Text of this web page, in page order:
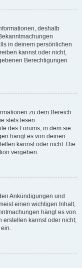
deshalb
in deinem persönlichen
kannst oder nicht,
Berechtigungen
zu dem Bereich
stets lesen.
des Forums, in dem sie
hängt es von deinen
kannst oder nicht. Die
vergeben.
Ankündigungen und
einen wichtigen Inhalt,
hängt es von
erstellen kannst oder nicht;